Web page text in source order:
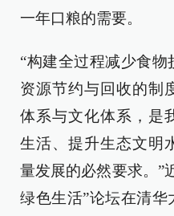
一年口粮的需要。
“构建全过程减少食
资源节约与回收的制
体系与文化体系，是
生活、提升生态文明
量发展的必然要求。”
绿色生活”论坛在清